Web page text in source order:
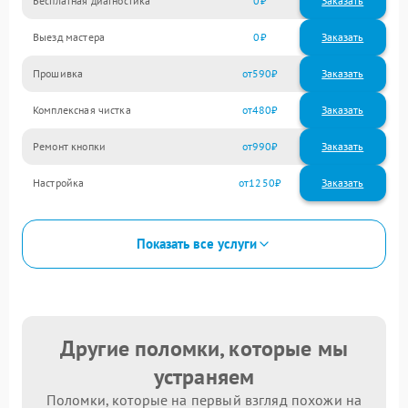
Выезд мастера 0 Заказать
Прошивка 590
Комплексная чистка 480
Ремонт кнопки 990
Настройка 1250
Показать все услуги
Другие поломки, которые мы
устраняем
Поломки, которые на первый взгляд похожи на